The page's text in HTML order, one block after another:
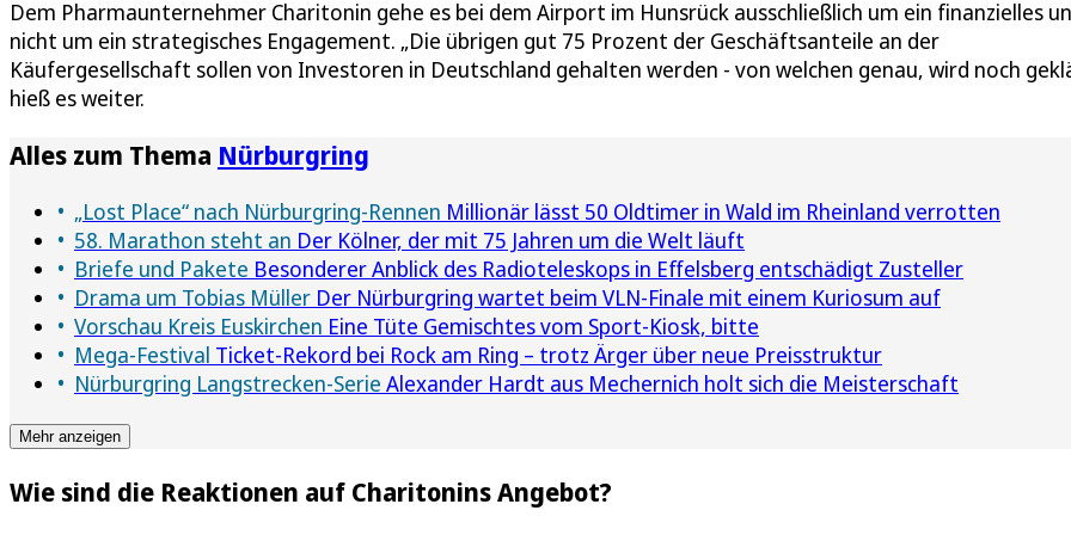
Dem Pharmaunternehmer Charitonin gehe es bei dem Airport im Hunsrück ausschließlich um ein finanzielles
nicht um ein strategisches Engagement. „Die übrigen gut 75 Prozent der Geschäftsanteile an der
Käufergesellschaft sollen von Investoren in Deutschland gehalten werden - von welchen genau, wird noch
hieß es weiter.
Alles zum Thema Nürburgring
„Lost Place“ nach Nürburgring-Rennen Millionär lässt 50 Oldtimer in Wald im Rheinland verrotten
58. Marathon steht an Der Kölner, der mit 75 Jahren um die Welt läuft
Briefe und Pakete Besonderer Anblick des Radioteleskops in Effelsberg entschädigt Zusteller
Drama um Tobias Müller Der Nürburgring wartet beim VLN-Finale mit einem Kuriosum auf
Vorschau Kreis Euskirchen Eine Tüte Gemischtes vom Sport-Kiosk, bitte
Mega-Festival Ticket-Rekord bei Rock am Ring – trotz Ärger über neue Preisstruktur
Nürburgring Langstrecken-Serie Alexander Hardt aus Mechernich holt sich die Meisterschaft
Mehr anzeigen
Wie sind die Reaktionen auf Charitonins Angebot?